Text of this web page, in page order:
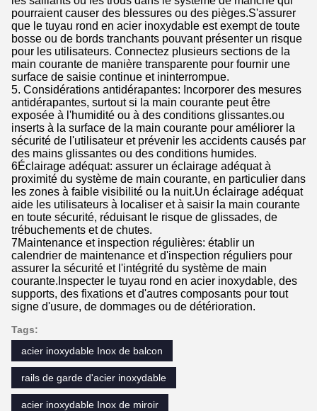
pourraient causer des blessures ou des pièges.S'assurer
que le tuyau rond en acier inoxydable est exempt de toute
bosse ou de bords tranchants pouvant présenter un risque
pour les utilisateurs. Connectez plusieurs sections de la
main courante de manière transparente pour fournir une
surface de saisie continue et ininterrompue.
5. Considérations antidérapantes: Incorporer des mesures
antidérapantes, surtout si la main courante peut être
exposée à l'humidité ou à des conditions glissantes.ou
inserts à la surface de la main courante pour améliorer la
sécurité de l'utilisateur et prévenir les accidents causés par
des mains glissantes ou des conditions humides.
6Éclairage adéquat: assurer un éclairage adéquat à
proximité du système de main courante, en particulier dans
les zones à faible visibilité ou la nuit.Un éclairage adéquat
aide les utilisateurs à localiser et à saisir la main courante
en toute sécurité, réduisant le risque de glissades, de
trébuchements et de chutes.
7Maintenance et inspection régulières: établir un
calendrier de maintenance et d'inspection réguliers pour
assurer la sécurité et l'intégrité du système de main
courante.Inspecter le tuyau rond en acier inoxydable, des
supports, des fixations et d'autres composants pour tout
signe d'usure, de dommages ou de détérioration.
Tags:
acier inoxydable Inox de balcon
rails de garde d'acier inoxydable
acier inoxydable Inox de miroir